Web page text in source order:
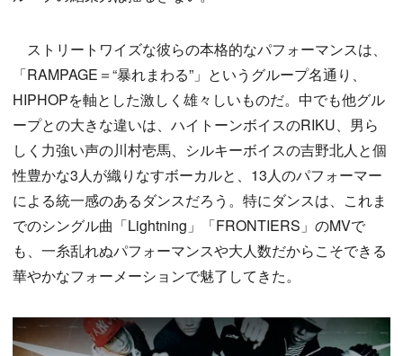
ストリートワイズな彼らの本格的なパフォーマンスは、
「RAMPAGE＝“暴れまわる”」というグループ名通り、
HIPHOPを軸とした激しく雄々しいものだ。中でも他グル
ープとの大きな違いは、ハイトーンボイスのRIKU、男ら
しく力強い声の川村壱馬、シルキーボイスの吉野北人と個
性豊かな3人が織りなすボーカルと、13人のパフォーマー
による統一感のあるダンスだろう。特にダンスは、これま
でのシングル曲「Lightning」「FRONTIERS」のMVで
も、一糸乱れぬパフォーマンスや大人数だからこそできる
華やかなフォーメーションで魅了してきた。